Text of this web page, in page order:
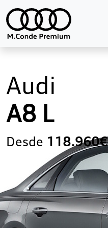
Audi
A8 L
Desde 118.960€